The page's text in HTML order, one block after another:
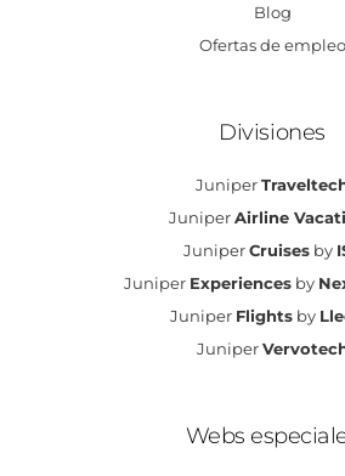
Blog
Ofertas de empleo
Divisiones
Juniper
JuniperAirline
JuniperCruises by
Juniper Experiencesby
Juniper Flightsby
Juniper
Webs